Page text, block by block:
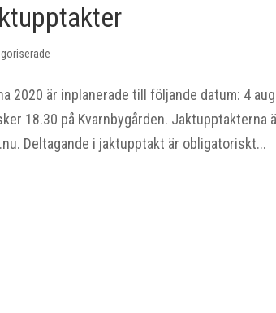
2020 är inplanerade till följande datum: 4
18.30 på Kvarnbygården.
Deltagande i jaktupptakt är obligatoriskt...